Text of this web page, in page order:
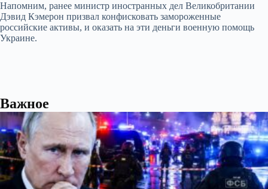
Напомним, ранее министр иностранных дел Великобритании
Дэвид Кэмерон призвал конфисковать замороженные
российские активы, и оказать на эти деньги военную помощь
Украине.
Важное